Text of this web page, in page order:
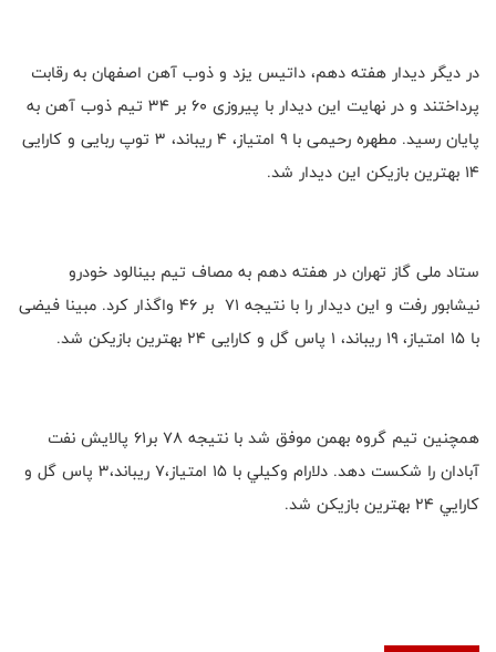
در دیگر دیدار هفته دهم، داتیس یزد و ذوب آهن اصفهان به رقابت
پرداختند و در نهایت این دیدار با پیروزی ۶۰ بر ۳۴ تیم ذوب آهن به
پایان رسید. مطهره رحیمی با ۹ امتیاز، ۴ ریباند، ۳ توپ ربایی و کارایی
۱۴ بهترین بازیکن این دیدار شد.
ستاد ملی گاز تهران در هفته دهم به مصاف تیم بینالود خودرو
نیشابور رفت و این دیدار را با نتیجه ۷۱ بر ‌۴۶ واگذار کرد. مبینا فیضی
با ۱۵ امتیاز، ۱۹ ریباند، ۱ پاس گل و کارایی ۲۴ بهترین بازیکن شد.
همچنين تيم گروه بهمن موفق شد با نتيجه 78 بر61 پالايش نفت
آبادان را شكست دهد. دلارام وكيلي با 15 امتياز،7 ريباند،3 پاس گل و
كارايي 24 بهترين بازيكن شد.